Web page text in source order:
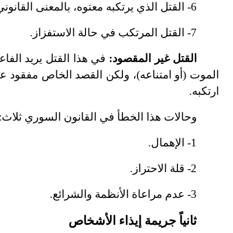
6
-القتل الذي يرتكبه معتوه، بالمعنى
7
-القتل المرتكب في حالة الاستفزاز.
القتل غير المقصود: في هذا القتل يريد
الموت (أو امتناعه)، ولكن القصد الخاص مفقود
ارتكبه.
وحالات هذا الخطأ في القانون السوري ثلاث:
1
-الإهمال.
2
-قلة الاحتراز.
3
-عدم مراعاة الأنظمة والشرائع.
ثانياً جريمة إيذاء الأشخاص